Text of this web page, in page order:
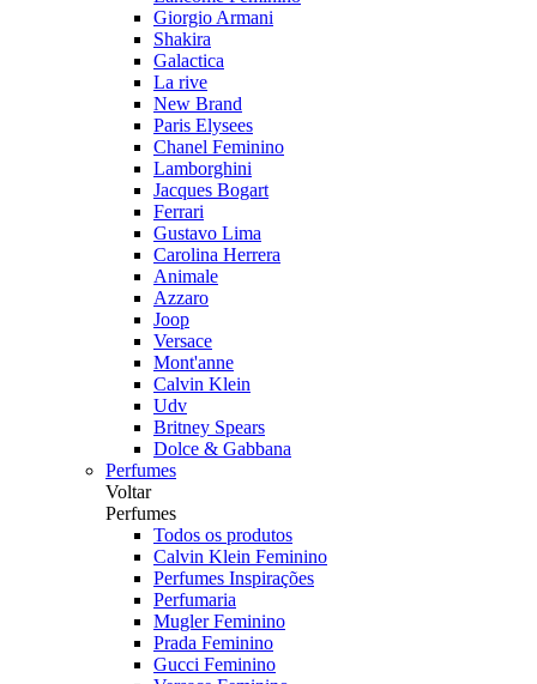
Giorgio Armani
Shakira
Galactica
La rive
New Brand
Paris Elysees
Chanel Feminino
Lamborghini
Jacques Bogart
Ferrari
Gustavo Lima
Carolina Herrera
Animale
Azzaro
Joop
Versace
Mont'anne
Calvin Klein
Udv
Britney Spears
Dolce & Gabbana
Perfumes
Voltar
Perfumes
Todos os produtos
Calvin Klein Feminino
Perfumes Inspirações
Perfumaria
Mugler Feminino
Prada Feminino
Gucci Feminino